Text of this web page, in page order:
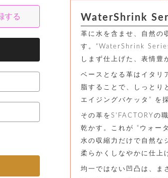
する WaterShrink
革に水を含ませ、自然の
す。“WaterShrink
しまず仕上げた、表情豊
ベースとなる革はイタリ
脂することで、しっとり
エイジングバケッタ” を
その革をS'FACTORYの
乾かす。これが “ウォー
水の収縮力だけで自然な
柔らかくしなやかに仕上
均一ではない凹凸は、ま